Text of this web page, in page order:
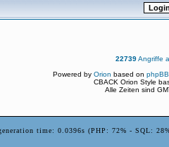
22739Angriffe
Powered by Orion based on phpBB
CBACK Orion Style
Alle Zeiten sind
time: 0.0396s (PHP: 72% - SQL: